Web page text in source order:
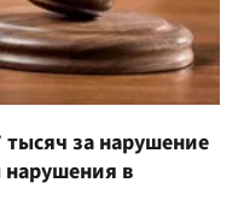
за нарушение
нарушения в